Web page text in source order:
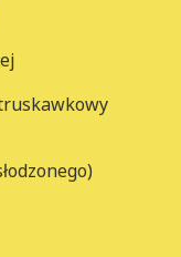
truskawkowy